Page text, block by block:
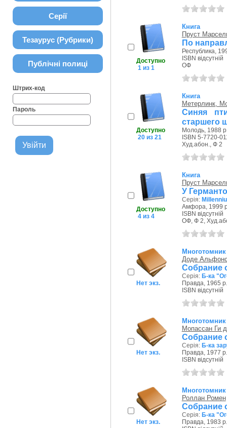
Серії
Тезаурус (Рубрики)
Публічні полиці
Штрих-код
Пароль
Доступно
1 из 1
Книга
Пруст
По
Республика,
ISBN відсутній
ОФ
Доступно
20 из 21
Книга
Метерлинк,
Синяя
старшего
Молодь, 1988
ISBN 5-7720-
Худ.абон., Ф 2
Доступно
4 из 4
Книга
Пруст
У
Серія:
Амфора, 1999
ISBN відсутній
ОФ, Ф 2,
Нет экз.
Многотомник
Доде
Собрание
Серія: Б-ка
Правда, 1965 р.
ISBN відсутній
Нет экз.
Многотомник
Мопассан Ги
Собрание
Серія: Б-ка
Правда, 1977 р.
ISBN відсутній
Нет экз.
Многотомник
Роллан Ромен
Собрание
Серія: Б-ка
Правда, 1983 р.